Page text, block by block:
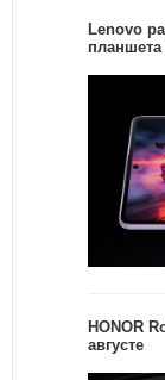
Lenovo
HONOR
августе